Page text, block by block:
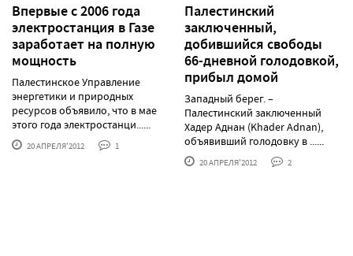
Впервые с 2006 года
электростанция в Газе
заработает на полную
мощность
Палестинское Управление
энергетики и природных
ресурсов объявило, что в мае
этого года электростанци......
20 АПРЕЛЯ'2012 1
Палестинский
заключенный,
добившийся свободы
66-дневной голодовкой,
прибыл домой
Западный берег. –
Палестинский заключенный
Хадер Аднан (Khader Adnan),
объявивший голодовку в ......
20 АПРЕЛЯ'2012 2